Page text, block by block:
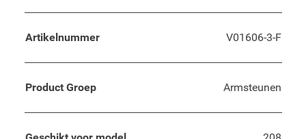
Artikelnummer V01606-3-F
Product Groep Armsteunen